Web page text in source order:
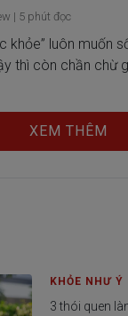
| 5 phút đọc
khỏe” luôn muốn
thì còn chần chừ
chào đón năm
XEM THÊM
KHỎE NHƯ Ý
3 thói quen